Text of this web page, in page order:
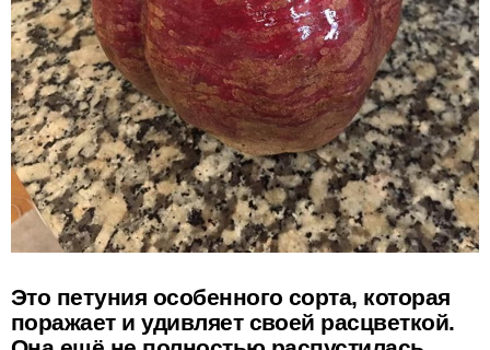
Это петуния особенного сорта, которая
поражает и удивляет своей расцветкой.